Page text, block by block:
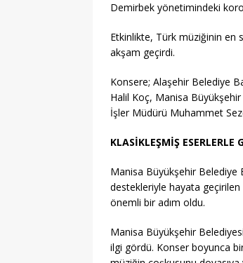
Demirbek yönetimindeki
Etkinlikte, Türk müziğinin en
akşam geçirdi.
Konsere; Alaşehir Belediye
Halil Koç, Manisa
İşler Müdürü Muhammet
KLASİKLEŞMİŞ ESERLERLE
Manisa Büyükşehir Belediye
destekleriyle hayata
önemli bir adım oldu.
Manisa Büyükşehir
ilgi gördü. Konser boyunca